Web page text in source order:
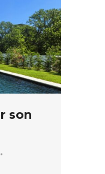
son